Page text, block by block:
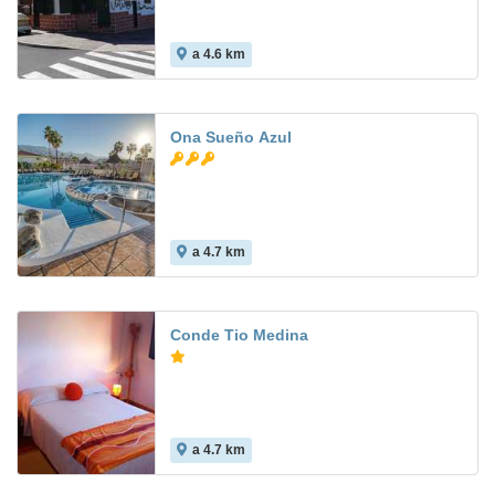
a 4.6 km
Ona Sueño Azul
a 4.7 km
Conde Tio Medina
a 4.7 km